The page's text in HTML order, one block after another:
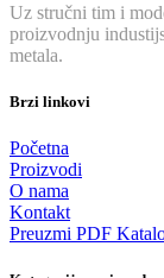
Uz stručni tim i
proizvodnju
metala.
Brzi linkovi
Početna
Proizvodi
O nama
Kontakt
Preuzmi PDF